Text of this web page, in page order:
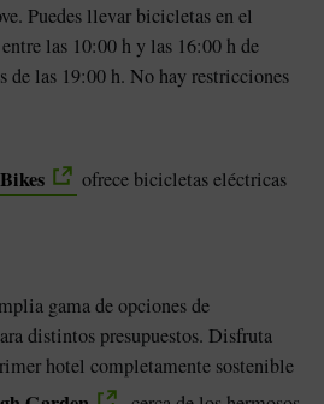
Puedes llevar bicicletas en el
las 10:00 h y las 16:00 h de
de las 19:00 h. No hay restricciones
ofrece bicicletas eléctricas
gama de opciones de
distintos presupuestos. Disfruta
hotel completamente sostenible